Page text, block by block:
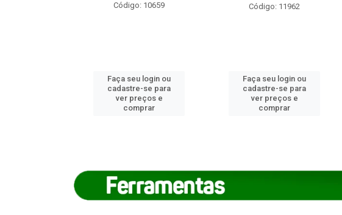
Código: 10659
Faça seu login ou
cadastre-se para
ver preços e
comprar
Código: 11962
Faça seu login ou
cadastre-se para
ver preços e
comprar